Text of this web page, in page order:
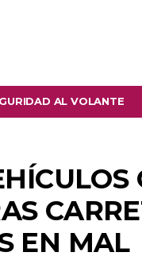
AL VOLANTE
EN MAL